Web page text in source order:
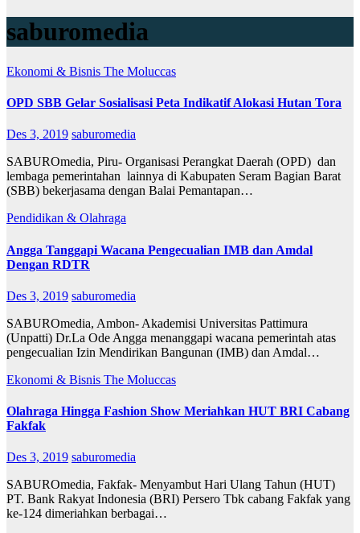
saburomedia
Ekonomi & Bisnis The Moluccas
OPD SBB Gelar Sosialisasi Peta Indikatif Alokasi Hutan Tora
Des 3, 2019 saburomedia
SABUROmedia, Piru- Organisasi Perangkat Daerah (OPD) dan
lembaga pemerintahan lainnya di Kabupaten Seram Bagian Barat
(SBB) bekerjasama dengan Balai Pemantapan…
Pendidikan & Olahraga
Angga Tanggapi Wacana Pengecualian IMB dan Amdal
Dengan RDTR
Des 3, 2019 saburomedia
SABUROmedia, Ambon- Akademisi Universitas Pattimura
(Unpatti) Dr.La Ode Angga menanggapi wacana pemerintah atas
pengecualian Izin Mendirikan Bangunan (IMB) dan Amdal…
Ekonomi & Bisnis The Moluccas
Olahraga Hingga Fashion Show Meriahkan HUT BRI Cabang
Fakfak
Des 3, 2019 saburomedia
SABUROmedia, Fakfak- Menyambut Hari Ulang Tahun (HUT)
PT. Bank Rakyat Indonesia (BRI) Persero Tbk cabang Fakfak yang
ke-124 dimeriahkan berbagai…